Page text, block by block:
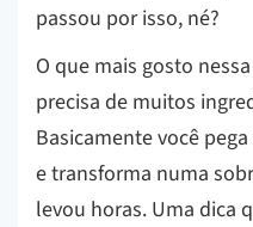
passou por isso, né?
O que mais gosto
precisa de muitos
Basicamente você
e transforma numa
levou horas. Uma dica